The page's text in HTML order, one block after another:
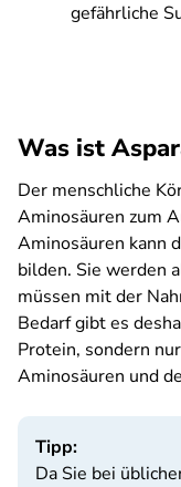
gefährliche
Was ist
Der menschliche
Aminosäuren zum
Aminosäuren kann
bilden. Sie werden
müssen mit der
Bedarf gibt es
Protein, sondern
Aminosäuren und
Tipp:
Da Sie bei